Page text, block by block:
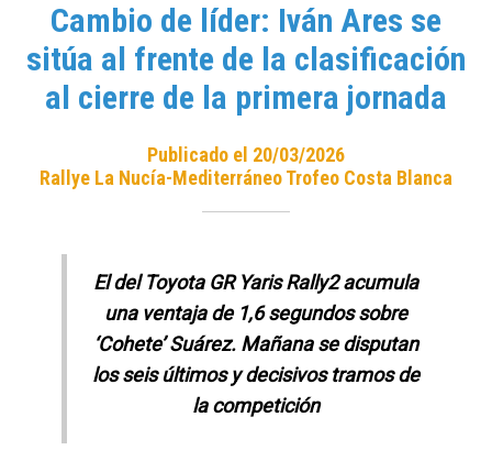
Cambio de líder: Iván Ares se
sitúa al frente de la clasificación
al cierre de la primera jornada
Publicado el 20/03/2026
Rallye La Nucía-Mediterráneo Trofeo Costa Blanca
El del Toyota GR Yaris Rally2 acumula
una ventaja de 1,6 segundos sobre
‘Cohete’ Suárez. Mañana se disputan
los seis últimos y decisivos tramos de
la competición